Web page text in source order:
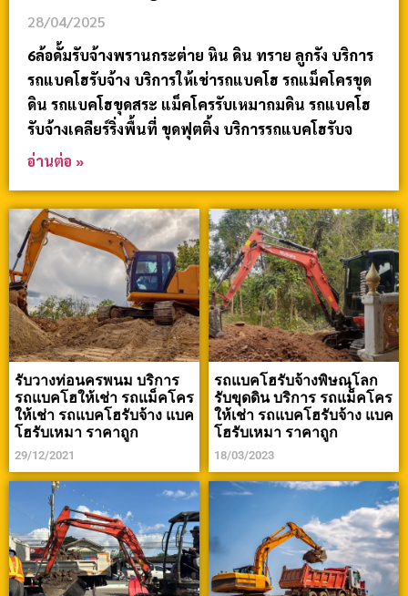
28/04/2025
6ล้อดั้มรับจ้างพรานกระต่าย หิน ดิน ทราย ลูกรัง บริการ
รถแบคโฮรับจ้าง บริการให้เช่ารถแบคโฮ รถแม็คโครขุด
ดิน รถแบคโฮขุดสระ แม็คโครรับเหมาถมดิน รถแบคโฮ
รับจ้างเคลียร์ริ่งพื้นที่ ขุดฟุตติ้ง บริการรถแบคโฮรับจ
อ่านต่อ »
รับวางท่อนครพนม บริการ
รถแบคโฮให้เช่า รถแม็คโคร
ให้เช่า รถแบคโฮรับจ้าง แบค
โฮรับเหมา ราคาถูก
29/12/2021
รถแบคโฮรับจ้างพิษณุโลก
รับขุดดิน บริการ รถแม็คโคร
ให้เช่า รถแบคโฮรับจ้าง แบค
โฮรับเหมา ราคาถูก
18/03/2023